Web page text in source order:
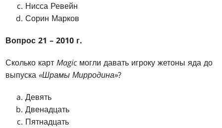
Нисса Ревейн
Сорин Марков
Вопрос 21 – 2010 г.
Сколько картMagic могли давать игроку жетоны яда до
выпуска«Шрамы Мирродина»?
Девять
Двенадцать
Пятнадцать